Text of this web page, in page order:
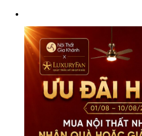
xa
H830
lượng